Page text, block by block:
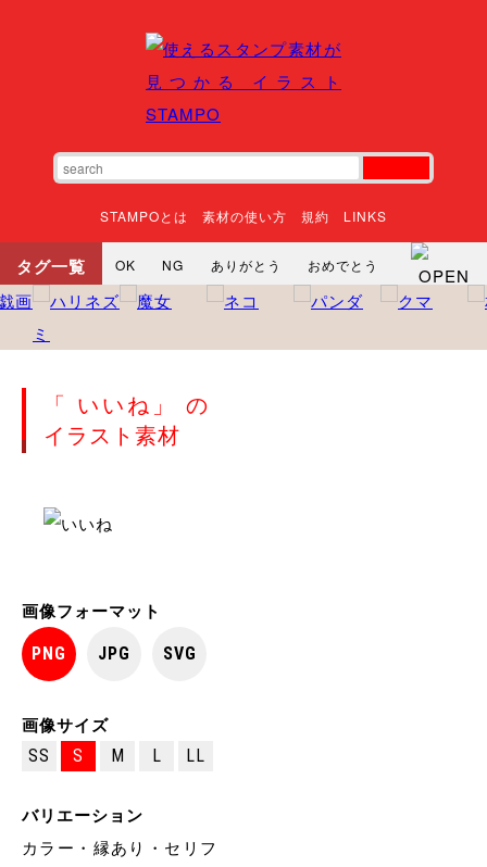
STAMPOとは 素材の使い方 規約 LINKS
タグ一覧 OK NG ありがとう
おめでとう
寝る
やったね
それな
悲しい
だるい 衝撃 まったり
暇
神
るんるん
向かってます
「 いいね」 の
イラスト素材
画像フォーマット
PNG JPG SVG
画像サイズ
SS S M L LL
バリエーション
カラー・縁あり・セリフ